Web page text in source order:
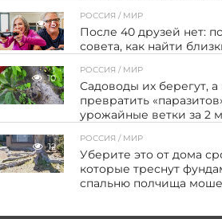
5
РОССИЯ / МИР
После 40 друзей нет:
совета, как найти
10
РОССИЯ / МИР
Садоводы их берегут, а
превратить
урожайные ветки за 2
12
РОССИЯ / МИР
Уберите это от дома
которые треснут
спальню полчища